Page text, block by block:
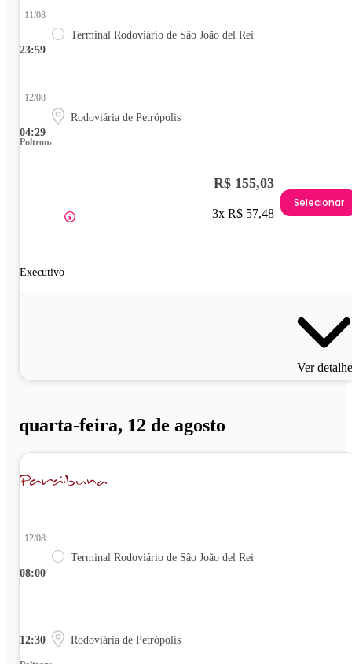
23:59
11/08
Terminal Rodoviário de São João del Rei
04:29
12/08
Rodoviária de Petrópolis
Poltrona
Executivo
R$ 155,03
3x R$ 57,48
Selecionar
Ver
quarta-feira, 12 de agosto
08:00
12/08
Terminal Rodoviário de São João del Rei
12:30 Rodoviária de Petrópolis